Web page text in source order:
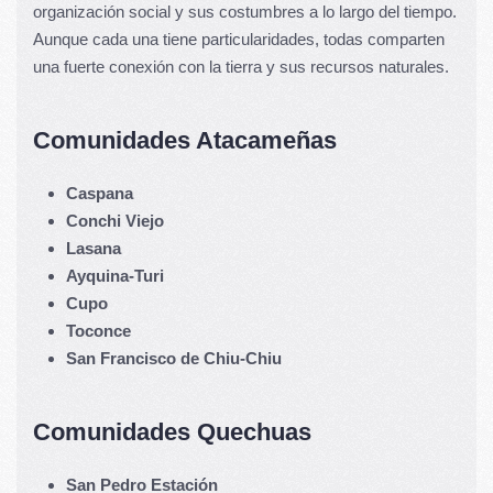
organización social y sus costumbres a lo largo del tiempo.
Aunque cada una tiene particularidades, todas comparten
una fuerte conexión con la tierra y sus recursos naturales.
Comunidades Atacameñas
Caspana
Conchi Viejo
Lasana
Ayquina-Turi
Cupo
Toconce
San Francisco de Chiu-Chiu
Comunidades Quechuas
San Pedro Estación